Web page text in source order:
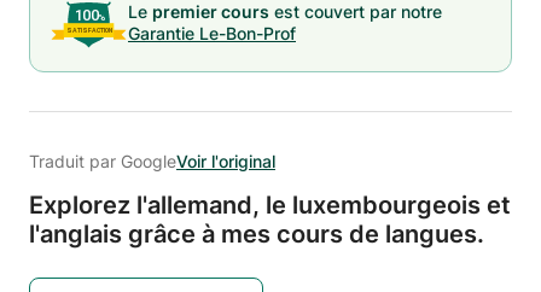
Le premier cours est couvert par notre
Garantie Le-Bon-Prof
Traduit par GoogleVoir l'original
Explorez l'allemand, le luxembourgeois et
l'anglais grâce à mes cours de langues.